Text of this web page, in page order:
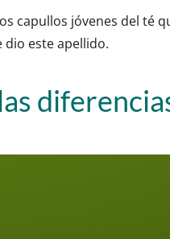
capullos jóvenes del té
dio este apellido.